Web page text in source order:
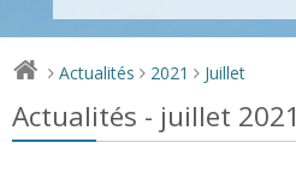
> Actualités > 2021 > Juillet
Actualités - juillet 2021